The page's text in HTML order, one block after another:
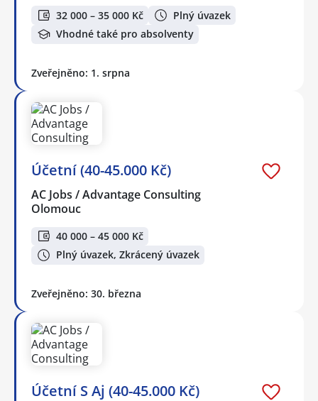
32 000 – 35 000 Kč
Plný úvazek
Vhodné také pro absolventy
Zveřejněno: 1. srpna
Účetní (40-45.000 Kč)
AC Jobs / Advantage Consulting
Olomouc
40 000 – 45 000 Kč
Plný úvazek, Zkrácený úvazek
Zveřejněno: 30. března
Účetní S Aj (40-45.000 Kč)